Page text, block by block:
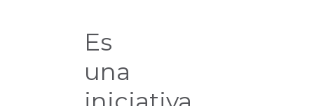
Es
una